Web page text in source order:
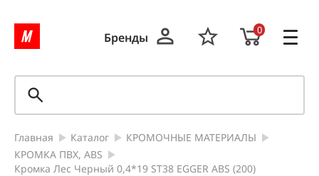
Бренды
0
Главная Каталог
КРОМОЧНЫЕ МАТЕРИАЛЫ
КРОМКА ПВХ, ABS
Кромка Лес Черный 0,4*19 ST38 EGGER ABS (200)